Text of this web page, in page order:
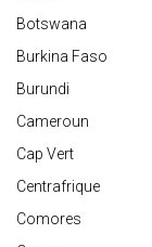
Botswana
Burkina Faso
Burundi
Cameroun
Cap Vert
Centrafrique
Comores